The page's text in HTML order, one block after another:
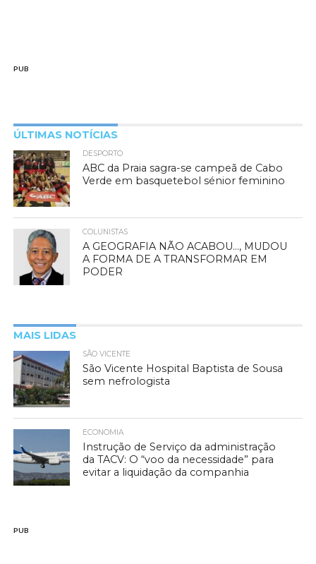
PUB
ÚLTIMAS NOTÍCIAS
DESPORTO
ABC da Praia sagra-se campeã de Cabo
Verde em basquetebol sénior feminino
COLUNISTAS
A GEOGRAFIA NÃO ACABOU…, MUDOU
A FORMA DE A TRANSFORMAR EM
PODER
MAIS LIDAS
SÃO VICENTE
São Vicente Hospital Baptista de Sousa
sem nefrologista
ECONOMIA
Instrução de Serviço da administração
da TACV: O “voo da necessidade” para
evitar a liquidação da companhia
PUB